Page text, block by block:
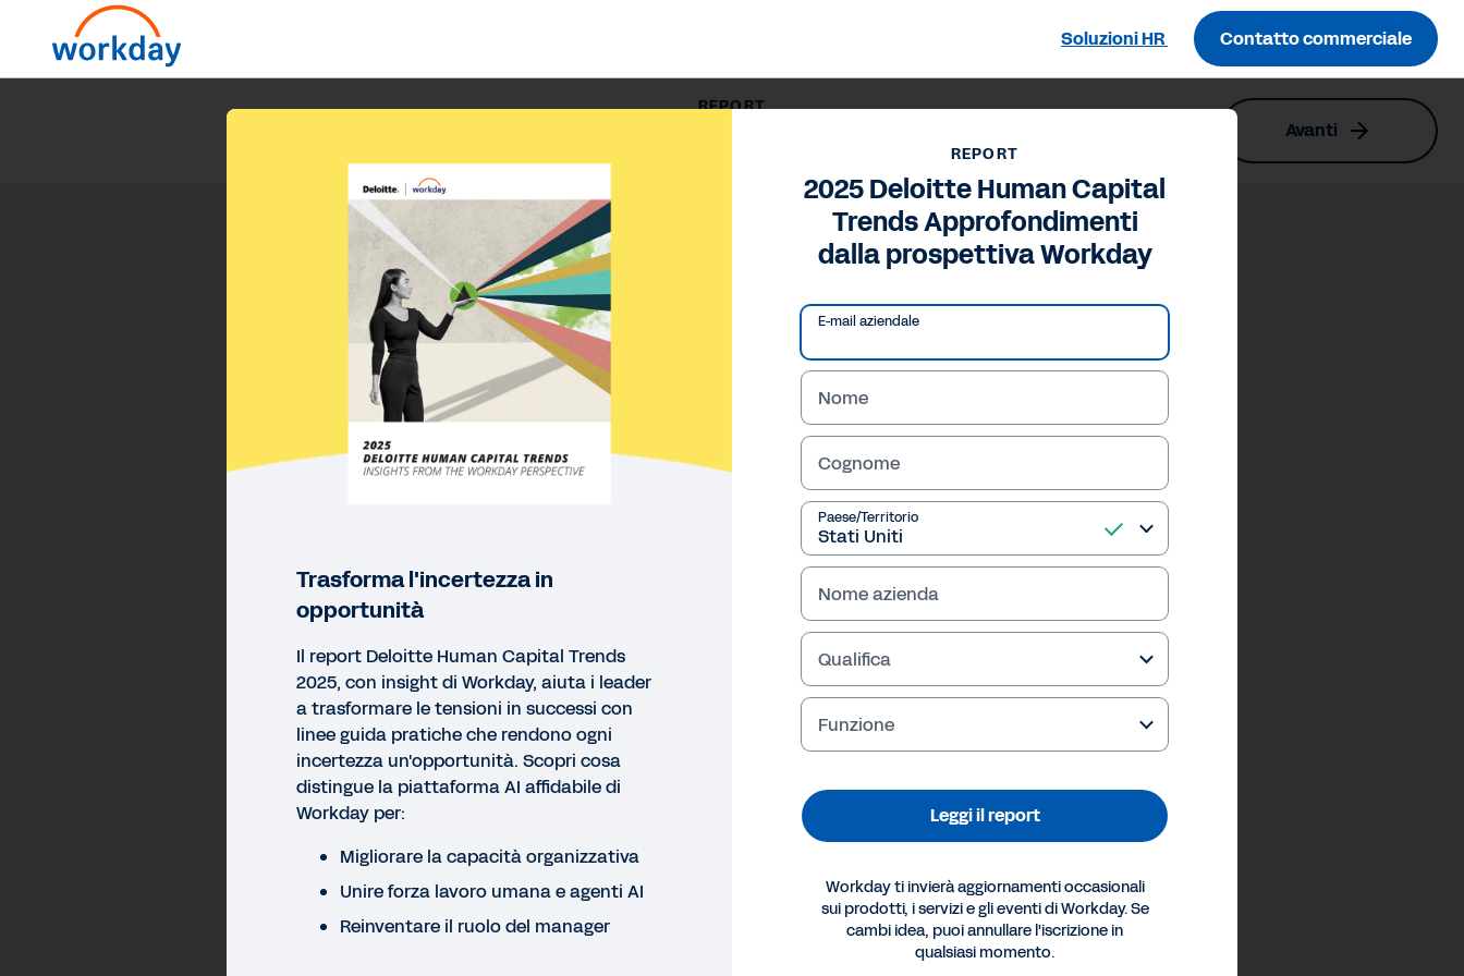
Soluzioni HR Contatto commerciale
REPORT
Avanti
REPORT
2025 Deloitte Human Capital
Trends Approfondimenti
dalla prospettiva Workday
E-mail aziendale
Nome
Cognome
Paese/Territorio
Nome azienda
Qualifica
Funzione
Leggi il report
Workday ti invierà aggiornamenti occasionali
sui prodotti, i servizi e gli eventi di Workday. Se
cambi idea, puoi annullare l'iscrizione in
qualsiasi momento.
Trasforma l'incertezza in
opportunità
Il report Deloitte Human Capital Trends
2025, con insight di Workday, aiuta i leader
a trasformare le tensioni in successi con
linee guida pratiche che rendono ogni
incertezza un'opportunità. Scopri cosa
distingue la piattaforma AI affidabile di
Workday per:
Migliorare la capacità organizzativa
Unire forza lavoro umana e agenti AI
Reinventare il ruolo del manager